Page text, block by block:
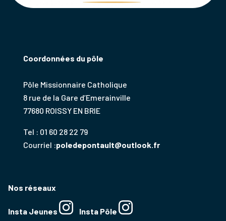
Coordonnées du pôle
Pôle Missionnaire Catholique
8 rue de la Gare d’Emerainville
77680 ROISSY EN BRIE
Tel : 01 60 28 22 79
Courriel :poledepontault@outlook.fr
Nos réseaux
Insta Jeunes Insta Pôle